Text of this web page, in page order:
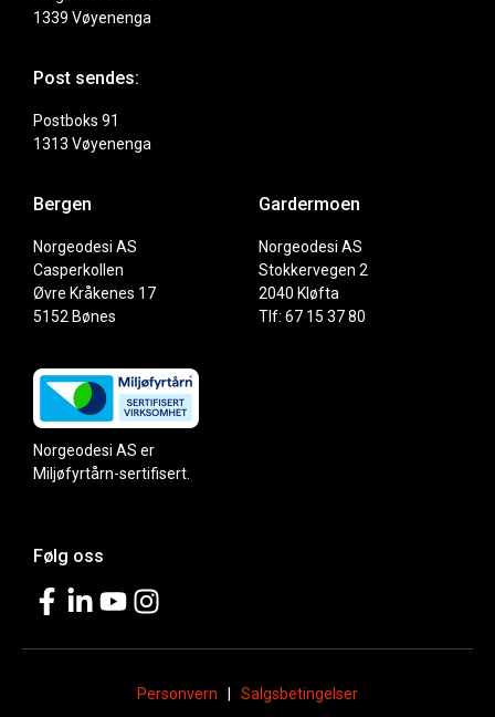
1339 Vøyenenga
Post sendes:
Postboks 91
1313 Vøyenenga
Bergen
Norgeodesi AS
Casperkollen
Øvre Kråkenes 17
5152 Bønes
Gardermoen
Norgeodesi AS
Stokkervegen 2
2040 Kløfta
Tlf: 67 15 37 80
Norgeodesi AS er
Miljøfyrtårn-sertifisert.
Følg oss
Personvern Salgsbetingelser